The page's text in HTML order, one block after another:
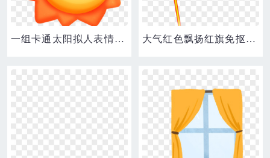
一组卡通太阳拟人表情套图一免抠素材 大气红色飘扬红旗免抠素材